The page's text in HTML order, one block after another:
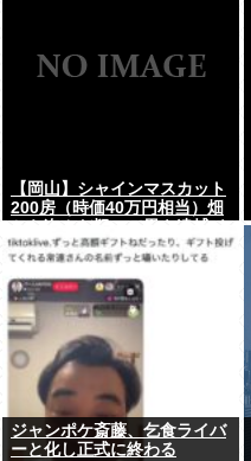
【岡山】シャインマスカット
200房（時価40万円相当）畑
ットで販売
ジャンポケ斎藤、乞食ライバ
ーと化し正式に終わる